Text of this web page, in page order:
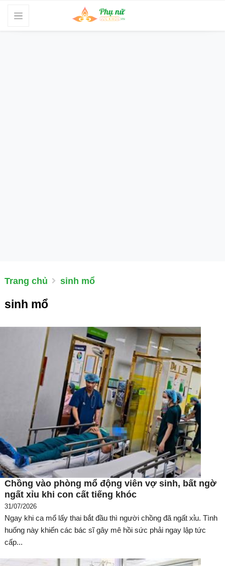
Trang chủ sinh mổ
sinh mổ
Chồng vào phòng mổ động viên vợ sinh, bất ngờ
ngất xỉu khi con cất tiếng khóc
31/07/2026
Ngay khi ca mổ lấy thai bắt đầu thì người chồng đã ngất xỉu. Tình
huống này khiến các bác sĩ gây mê hồi sức phải ngay lập tức
cấp...